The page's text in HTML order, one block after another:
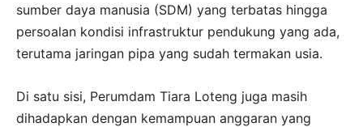
sumber daya manusia (SDM) yang terbatas hingga
persoalan kondisi infrastruktur pendukung yang ada,
terutama jaringan pipa yang sudah termakan usia.
Di satu sisi, Perumdam Tiara Loteng juga masih
dihadapkan dengan kemampuan anggaran yang